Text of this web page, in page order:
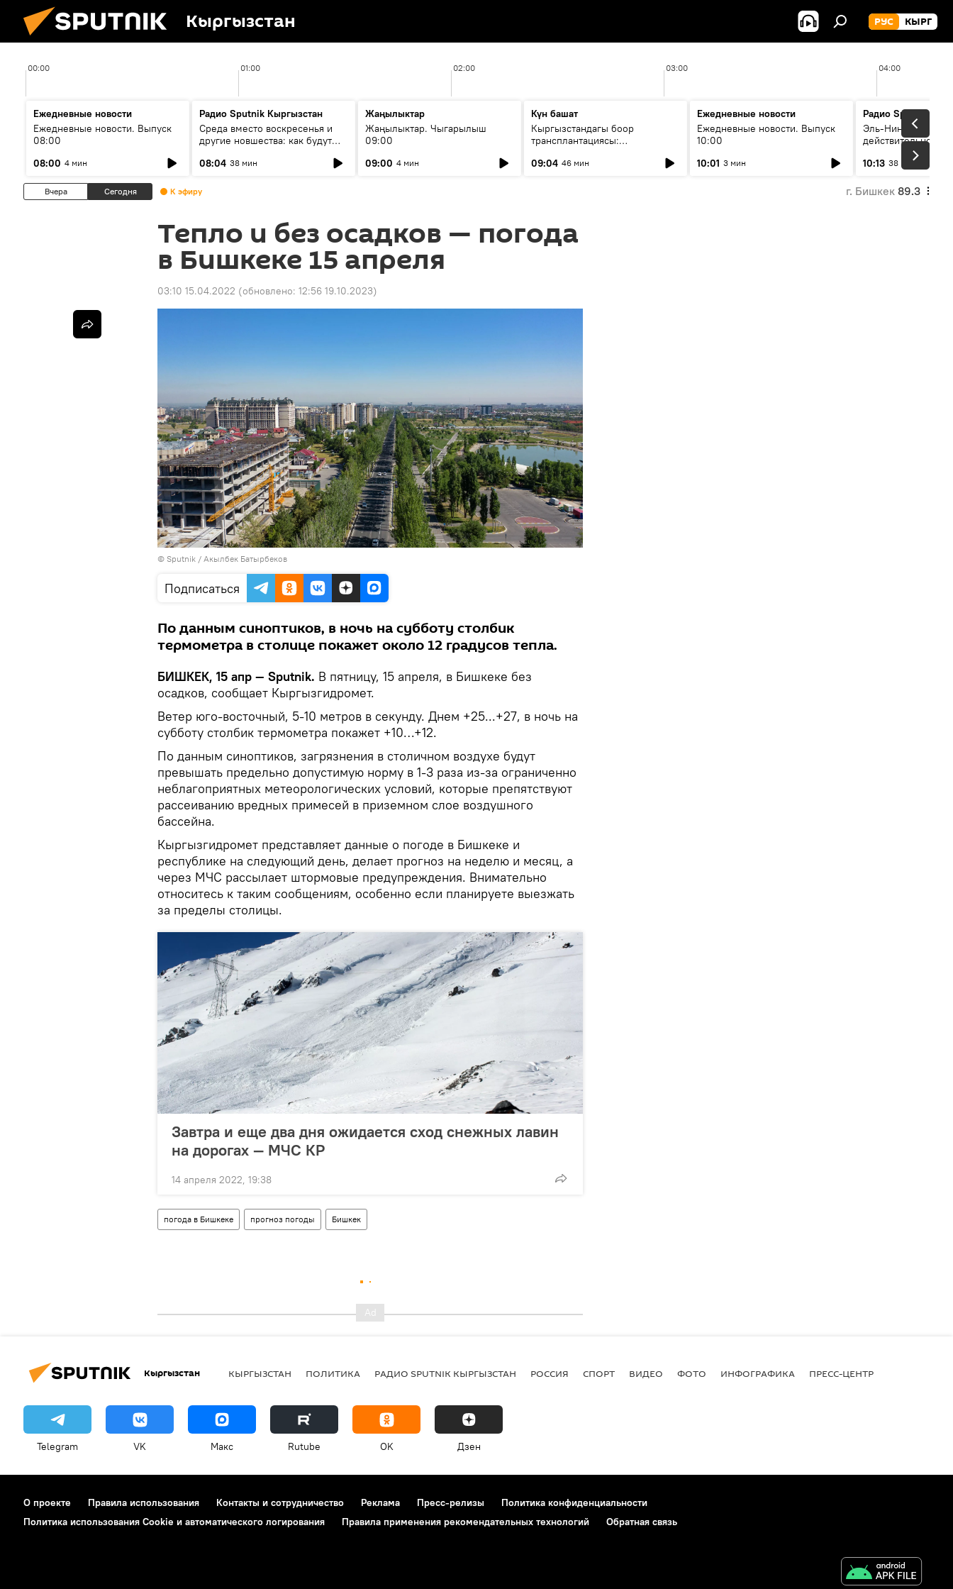
Кыргызстан РУС КЫРГ
00:00 01:00 02:00 03:00 04:00
Ежедневные новости
Ежедневные новости. Выпуск
08:00
08:00 4 мин
Радио Sputnik Кыргызстан
Среда вместо воскресенья и
другие новшества: как будут
08:04 38 мин
Жаңылыктар
Жаңылыктар. Чыгарылыш
09:00
09:00 4 мин
Күн башат
Кыргызстандагы боор
трансплантациясы:
келечеги
09:04 46 мин
Ежедневные новости
Ежедневные новости. Выпуск
10:00
10:01 3 мин
Радио Sputnik
Эль-Ниньо, жара и
действительно
погоду в
10:13 38 мин
Вчера Сегодня К эфиру г. Бишкек 89.3
Тепло и без осадков — погода
в Бишкеке 15 апреля
03:10 15.04.2022 (обновлено: 12:56 19.10.2023)
© Sputnik / Акылбек Батырбеков
Подписаться
По данным синоптиков, в ночь на субботу столбик
термометра в столице покажет около 12 градусов тепла.
БИШКЕК, 15 апр — Sputnik. В пятницу, 15 апреля, в Бишкеке без
осадков, сообщает Кыргызгидромет.
Ветер юго-восточный, 5-10 метров в секунду. Днем +25...+27, в ночь на
субботу столбик термометра покажет +10…+12.
По данным синоптиков, загрязнения в столичном воздухе будут
превышать предельно допустимую норму в 1-3 раза из-за ограниченно
неблагоприятных метеорологических условий, которые препятствуют
рассеиванию вредных примесей в приземном слое воздушного
бассейна.
Кыргызгидромет представляет данные о погоде в Бишкеке и
республике на следующий день, делает прогноз на неделю и месяц, а
через МЧС рассылает штормовые предупреждения. Внимательно
относитесь к таким сообщениям, особенно если планируете выезжать
за пределы столицы.
Завтра и еще два дня ожидается сход снежных лавин
на дорогах — МЧС КР
14 апреля 2022, 19:38
погода в Бишкеке прогноз погоды Бишкек
Кыргызстан КЫРГЫЗСТАН ПОЛИТИКА РАДИО SPUTNIK КЫРГЫЗСТАН РОССИЯ СПОРТ ВИДЕО ФОТО ИНФОГРАФИКА ПРЕСС-ЦЕНТР
Telegram VK Макс Rutube OK Дзен
О проекте Правила использования Контакты и сотрудничество Реклама Пресс-релизы
Политика конфиденциальности
Политика использования Cookie и автоматического логирования
Правила применения рекомендательных технологий Обратная связь